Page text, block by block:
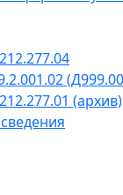
(архив)